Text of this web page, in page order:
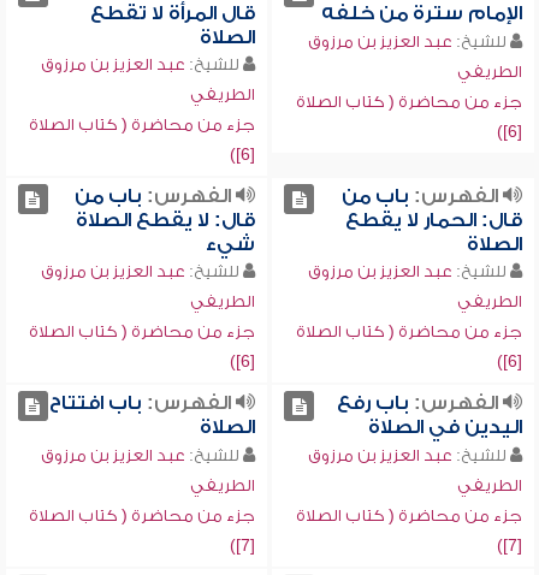
الإمام سترة من خلفه
للشيخ: عبد العزيز بن مرزوق
الطريفي
جزء من محاضرة ( كتاب الصلاة
[6])
قال المرأة لا تقطع
الصلاة
للشيخ: عبد العزيز بن مرزوق
الطريفي
جزء من محاضرة ( كتاب الصلاة
[6])
الفهرس: باب من
قال: الحمار لا يقطع
الصلاة
للشيخ: عبد العزيز بن مرزوق
الطريفي
جزء من محاضرة ( كتاب الصلاة
[6])
الفهرس: باب من
قال: لا يقطع الصلاة
شيء
للشيخ: عبد العزيز بن مرزوق
الطريفي
جزء من محاضرة ( كتاب الصلاة
[6])
الفهرس: باب رفع
اليدين في الصلاة
للشيخ: عبد العزيز بن مرزوق
الطريفي
جزء من محاضرة ( كتاب الصلاة
[7])
الفهرس: باب افتتاح
الصلاة
للشيخ: عبد العزيز بن مرزوق
الطريفي
جزء من محاضرة ( كتاب الصلاة
[7])